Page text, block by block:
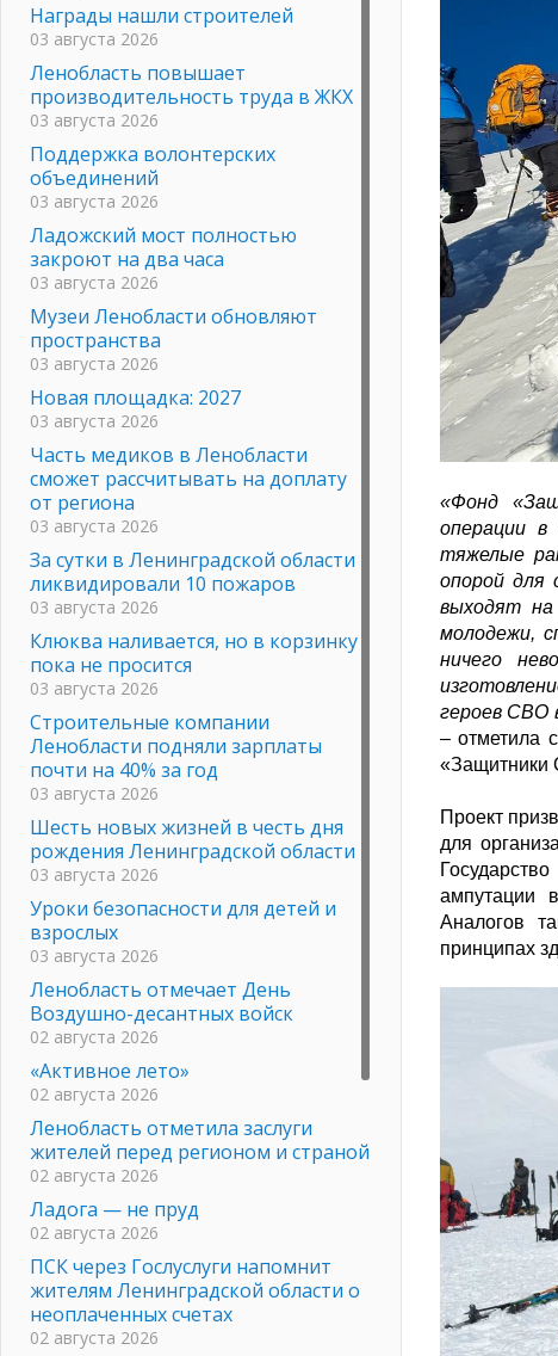
«Фонд
операции
тяжелые
опорой для
выходят
молодежи,
ничего
героев СВО
– отметила
«Защитники
Проект
для
ампутации
Аналогов
принципах
Награды нашли строителей
03 августа 2026
Ленобласть повышает
производительность труда в ЖКХ
03 августа 2026
Поддержка волонтерских
объединений
03 августа 2026
Ладожский мост полностью
закроют на два часа
03 августа 2026
Музеи Ленобласти обновляют
пространства
03 августа 2026
Новая площадка: 2027
03 августа 2026
Часть медиков в Ленобласти
сможет рассчитывать на доплату
от региона
03 августа 2026
За сутки в Ленинградской области
ликвидировали 10 пожаров
03 августа 2026
Клюква наливается, но в корзинку
пока не просится
03 августа 2026
Строительные компании
Ленобласти подняли зарплаты
почти на 40% за год
03 августа 2026
Шесть новых жизней в честь дня
рождения Ленинградской области
03 августа 2026
Уроки безопасности для детей и
взрослых
03 августа 2026
Ленобласть отмечает День
Воздушно-десантных войск
02 августа 2026
«Активное лето»
02 августа 2026
Ленобласть отметила заслуги
жителей перед регионом и страной
02 августа 2026
Ладога — не пруд
02 августа 2026
ПСК через Гослуслуги напомнит
жителям Ленинградской области о
неоплаченных счетах
02 августа 2026